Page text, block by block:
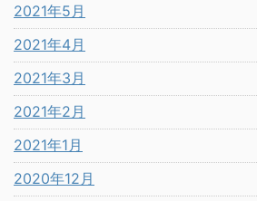
2021年5月
2021年4月
2021年3月
2021年2月
2021年1月
2020年12月